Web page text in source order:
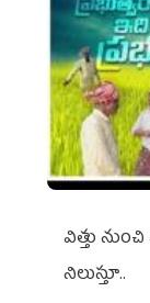
విత్తు
నిలుస్తూ..